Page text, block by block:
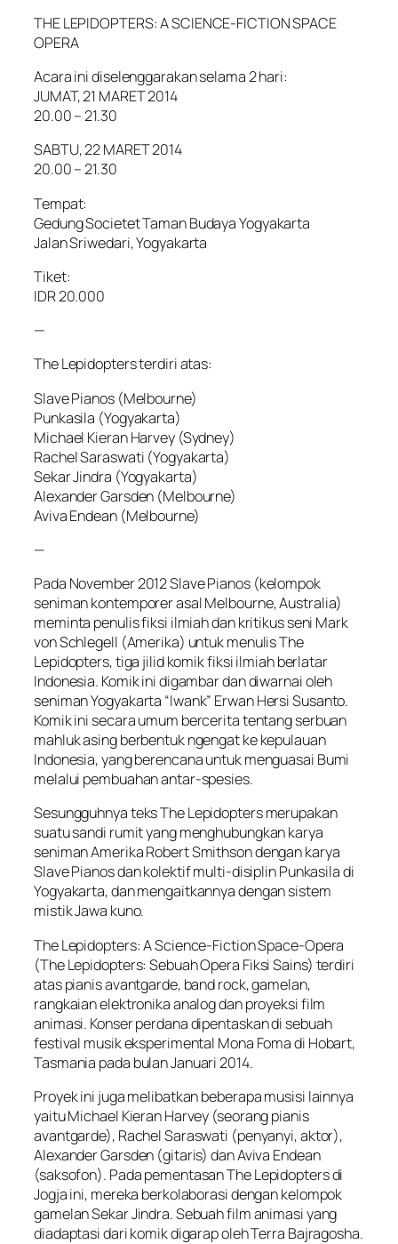
THE LEPIDOPTERS: A SCIENCE-FICTION SPACE
OPERA
Acara ini diselenggarakan selama 2 hari:
JUMAT, 21 MARET 2014
20.00 – 21.30
SABTU, 22 MARET 2014
20.00 – 21.30
Tempat:
Gedung Societet Taman Budaya Yogyakarta
Jalan Sriwedari, Yogyakarta
Tiket:
IDR 20.000
—
The Lepidopters terdiri atas:
Slave Pianos (Melbourne)
Punkasila (Yogyakarta)
Michael Kieran Harvey (Sydney)
Rachel Saraswati (Yogyakarta)
Sekar Jindra (Yogyakarta)
Alexander Garsden (Melbourne)
Aviva Endean (Melbourne)
—
Pada November 2012 Slave Pianos (kelompok
seniman kontemporer asal Melbourne, Australia)
meminta penulis fiksi ilmiah dan kritikus seni Mark
von Schlegell (Amerika) untuk menulis The
Lepidopters, tiga jilid komik fiksi ilmiah berlatar
Indonesia. Komik ini digambar dan diwarnai oleh
seniman Yogyakarta “Iwank” Erwan Hersi Susanto.
Komik ini secara umum bercerita tentang serbuan
mahluk asing berbentuk ngengat ke kepulauan
Indonesia, yang berencana untuk menguasai Bumi
melalui pembuahan antar-spesies.
Sesungguhnya teks The Lepidopters merupakan
suatu sandi rumit yang menghubungkan karya
seniman Amerika Robert Smithson dengan karya
Slave Pianos dan kolektif multi-disiplin Punkasila di
Yogyakarta, dan mengaitkannya dengan sistem
mistik Jawa kuno.
The Lepidopters: A Science-Fiction Space-Opera
(The Lepidopters: Sebuah Opera Fiksi Sains) terdiri
atas pianis avantgarde, band rock, gamelan,
rangkaian elektronika analog dan proyeksi film
animasi. Konser perdana dipentaskan di sebuah
festival musik eksperimental Mona Foma di Hobart,
Tasmania pada bulan Januari 2014.
Proyek ini juga melibatkan beberapa musisi lainnya
yaitu Michael Kieran Harvey (seorang pianis
avantgarde), Rachel Saraswati (penyanyi, aktor),
Alexander Garsden (gitaris) dan Aviva Endean
(saksofon). Pada pementasan The Lepidopters di
Jogja ini, mereka berkolaborasi dengan kelompok
gamelan Sekar Jindra. Sebuah film animasi yang
diadaptasi dari komik digarap oleh Terra Bajragosha.